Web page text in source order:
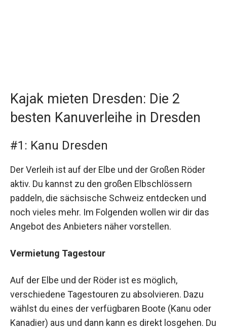
Kajak mieten Dresden: Die 2
besten Kanuverleihe in Dresden
#1: Kanu Dresden
Der Verleih ist auf der Elbe und der Großen Röder
aktiv. Du kannst zu den großen Elbschlössern
paddeln, die sächsische Schweiz entdecken und
noch vieles mehr. Im Folgenden wollen wir dir das
Angebot des Anbieters näher vorstellen.
Vermietung Tagestour
Auf der Elbe und der Röder ist es möglich,
verschiedene Tagestouren zu absolvieren. Dazu
wählst du eines der verfügbaren Boote (Kanu oder
Kanadier) aus und dann kann es direkt losgehen. Du